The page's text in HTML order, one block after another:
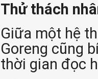
Thử thách
Giữa một hệ
Goreng cũng
thời gian đọc